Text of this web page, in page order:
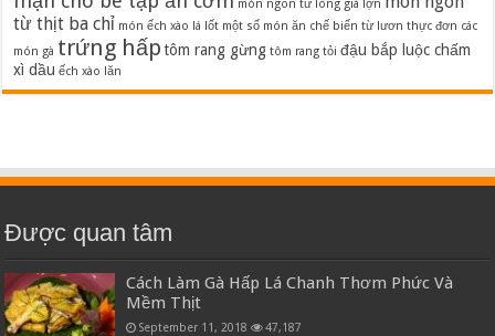
món ngon từ lòng già lợn
từ thịt ba chỉ món ếch xào lá lốt một số món ăn chế biến từ lươn thực đơn các
món gà trứng hấp tôm rang gừng tôm rang tỏi đậu bắp luộc chấm
xì dầu ếch xào lăn
Được quan tâm
Cách Làm Gà Hấp Lá Chanh Thơm Phức Và
Mềm Thịt
September 11, 2018 47,187